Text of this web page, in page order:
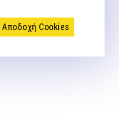
Αποδοχή Cookies